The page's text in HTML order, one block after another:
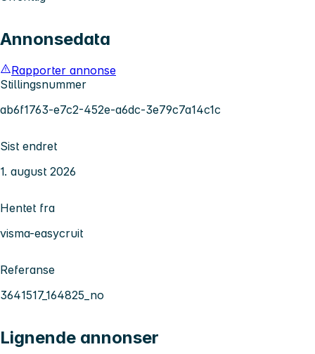
Annonsedata
Rapporter annonse
Stillingsnummer
ab6f1763-e7c2-452e-a6dc-3e79c7a14c1c
Sist endret
1. august 2026
Hentet fra
visma-easycruit
Referanse
3641517_164825_no
Lignende annonser